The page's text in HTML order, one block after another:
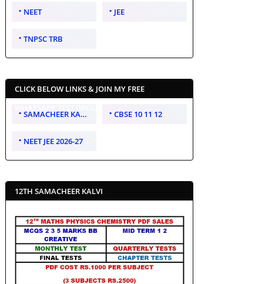
NEET JEE
TNPSC TRB
CLICK BELOW LINKS & JOIN MY FREE
SAMACHEER KALVI 10 11 12 CBSE 10 11 12
NEET JEE 2026-27
12TH SAMACHEER KALVI